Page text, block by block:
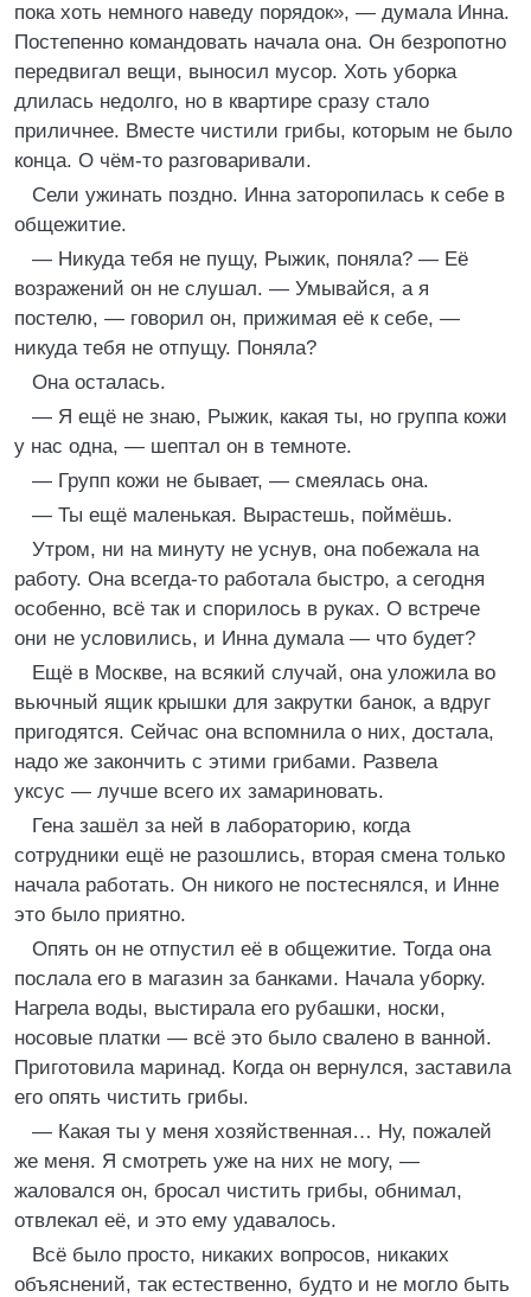
пока хоть немного наведу порядок», — думала Инна.
Постепенно командовать начала она. Он безропотно
передвигал вещи, выносил мусор. Хоть уборка
длилась недолго, но в квартире сразу стало
приличнее. Вместе чистили грибы, которым не было
конца. О чём-то разговаривали.
Сели ужинать поздно. Инна заторопилась к себе в
общежитие.
— Никуда тебя не пущу, Рыжик, поняла? — Её
возражений он не слушал. — Умывайся, а я
постелю, — говорил он, прижимая её к себе, —
никуда тебя не отпущу. Поняла?
Она осталась.
— Я ещё не знаю, Рыжик, какая ты, но группа кожи
у нас одна, — шептал он в темноте.
— Групп кожи не бывает, — смеялась она.
— Ты ещё маленькая. Вырастешь, поймёшь.
Утром, ни на минуту не уснув, она побежала на
работу. Она всегда-то работала быстро, а сегодня
особенно, всё так и спорилось в руках. О встрече
они не условились, и Инна думала — что будет?
Ещё в Москве, на всякий случай, она уложила во
вьючный ящик крышки для закрутки банок, а вдруг
пригодятся. Сейчас она вспомнила о них, достала,
надо же закончить с этими грибами. Развела
уксус — лучше всего их замариновать.
Гена зашёл за ней в лабораторию, когда
сотрудники ещё не разошлись, вторая смена только
начала работать. Он никого не постеснялся, и Инне
это было приятно.
Опять он не отпустил её в общежитие. Тогда она
послала его в магазин за банками. Начала уборку.
Нагрела воды, выстирала его рубашки, носки,
носовые платки — всё это было свалено в ванной.
Приготовила маринад. Когда он вернулся, заставила
его опять чистить грибы.
— Какая ты у меня хозяйственная… Ну, пожалей
же меня. Я смотреть уже на них не могу, —
жаловался он, бросал чистить грибы, обнимал,
отвлекал её, и это ему удавалось.
Всё было просто, никаких вопросов, никаких
объяснений, так естественно, будто и не могло быть